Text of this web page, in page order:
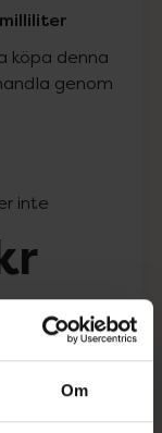
Om
köpa denna
genom
inte